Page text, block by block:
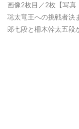
画像2枚目／2枚 【写
聡太竜王への挑戦者決
郎七段と柵木幹太五